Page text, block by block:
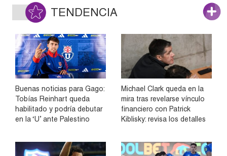
TENDENCIA
Buenas noticias para Gago:
Tobías Reinhart queda
habilitado y podría debutar
en la ‘U’ ante Palestino
Michael Clark queda en la
mira tras revelarse vínculo
financiero con Patrick
Kiblisky: revisa los detalles